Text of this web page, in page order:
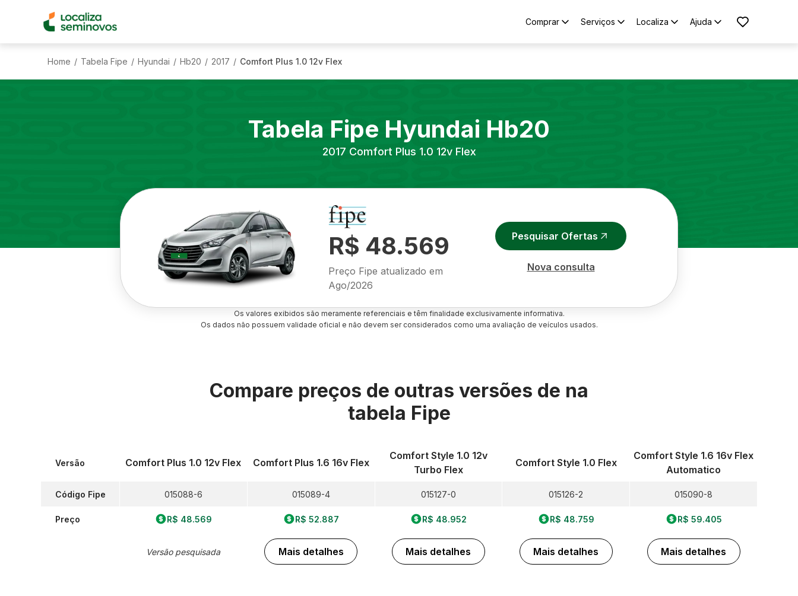
Comprar Serviços Localiza Ajuda
Home / Tabela Fipe / Hyundai / Hb20 / 2017 / Comfort Plus 1.0 12v Flex
Tabela Fipe Hyundai Hb20
2017 Comfort Plus 1.0 12v Flex
R$ 48.569
Preço Fipe atualizado em
Ago/2026
Pesquisar Ofertas
Nova consulta
Os valores exibidos são meramente referenciais e têm finalidade exclusivamente informativa.
Os dados não possuem validade oficial e não devem ser considerados como uma avaliação de veículos usados.
Compare preços de outras versões de na
tabela Fipe
Versão
Código Fipe
Preço
Comfort Plus 1.0 12v Flex
015088-6
R$ 48.569
Versão pesquisada
Comfort Plus 1.6 16v Flex
015089-4
R$ 52.887
Mais detalhes
Comfort Style 1.0 12v
Turbo Flex
015127-0
R$ 48.952
Mais detalhes
Comfort Style 1.0 Flex
015126-2
R$ 48.759
Mais detalhes
Comfort Style 1.6 16v Flex
Automatico
015090-8
R$ 59.405
Mais detalhes